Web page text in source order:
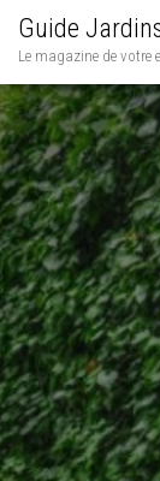
Guide
Le magazine de votre